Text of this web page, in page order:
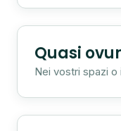
Quasi
Nei vostri spazi